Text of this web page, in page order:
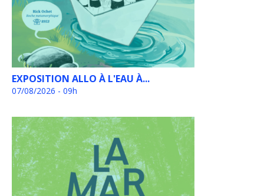
EXPOSITION ALLO À L'EAU À...
07/08/2026 - 09h